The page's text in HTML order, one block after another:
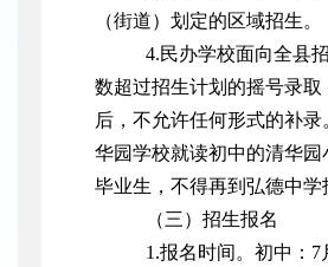
（街道）划定的区域招生。
4.民办学校面向全县
数超过招生计划的摇号录取
后，不允许任何形式的补录
华园学校就读初中的清华园
毕业生，不得再到弘德中学
（三）招生报名
1.报名时间。初中：